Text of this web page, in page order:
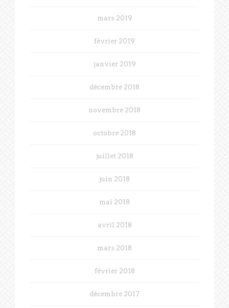
mars 2019
février 2019
janvier 2019
décembre 2018
novembre 2018
octobre 2018
juillet 2018
juin 2018
mai 2018
avril 2018
mars 2018
février 2018
décembre 2017